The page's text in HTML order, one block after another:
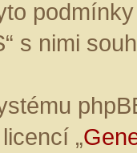
s nimi
„